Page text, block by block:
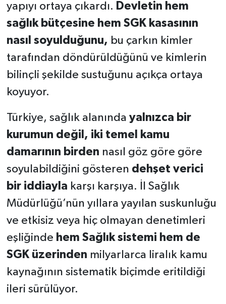
yapıyı ortaya çıkardı. Devletin hem
sağlık bütçesine hem SGK kasasının
nasıl soyulduğunu, bu çarkın kimler
tarafından döndürüldüğünü ve kimlerin
bilinçli şekilde sustuğunu açıkça ortaya
koyuyor.
Türkiye, sağlık alanında yalnızca bir
kurumun değil, iki temel kamu
damarının birden nasıl göz göre göre
soyulabildiğini gösteren dehşet verici
bir iddiayla karşı karşıya. İl Sağlık
Müdürlüğü’nün yıllara yayılan suskunluğu
ve etkisiz veya hiç olmayan denetimleri
eşliğinde hem Sağlık sistemi hem de
SGK üzerinden milyarlarca liralık kamu
kaynağının sistematik biçimde eritildiği
ileri sürülüyor.